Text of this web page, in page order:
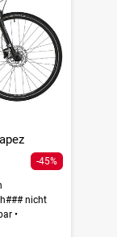
-45%
nicht
•